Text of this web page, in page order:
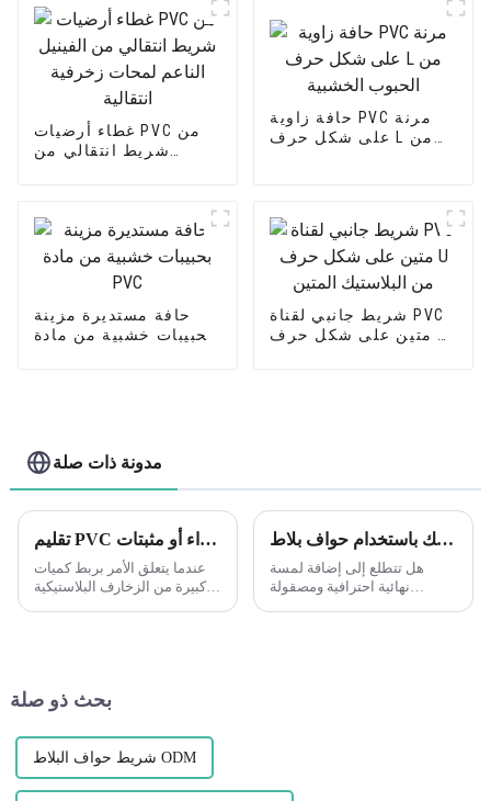
غطاء أرضيات PVC من
شريط انتقالي من
حافة زاوية PVC مرنة
على شكل حرف L من
حافة مستديرة مزينة
بحبيبات خشبية من مادة
شريط جانبي لقناة PVC
متين على شكل حرف U
مدونة ذات صلة
تقليم PVC الخارجي: الانضمام إلى عمليات التشغيل الطويلة إنها دائمًا فكرة جيدة أن تقوم بتجفيف قطعك لمعرفة ما إذا كنت قد حصلت على ملاءمة جيدة قبل تطبيق أي غراء أو مثبتات.
عندما يتعلق الأمر بربط كميات
كبيرة من الزخارف البلاستيكية
قم بتحسين مشاريع البلاط الخاصة بك باستخدام حواف بلاط Leguwe PVC
هل تتطلع إلى إضافة لمسة
نهائية احترافية ومصقولة
بحث ذو صلة
شريط حواف البلاط ODM